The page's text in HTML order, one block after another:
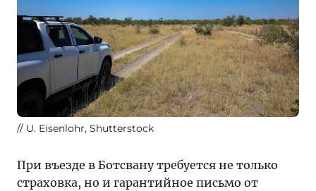
U. Eisenlohr, Shutterstock
При въезде в Ботсвану требуется не только
страховка, но и гарантийное письмо от